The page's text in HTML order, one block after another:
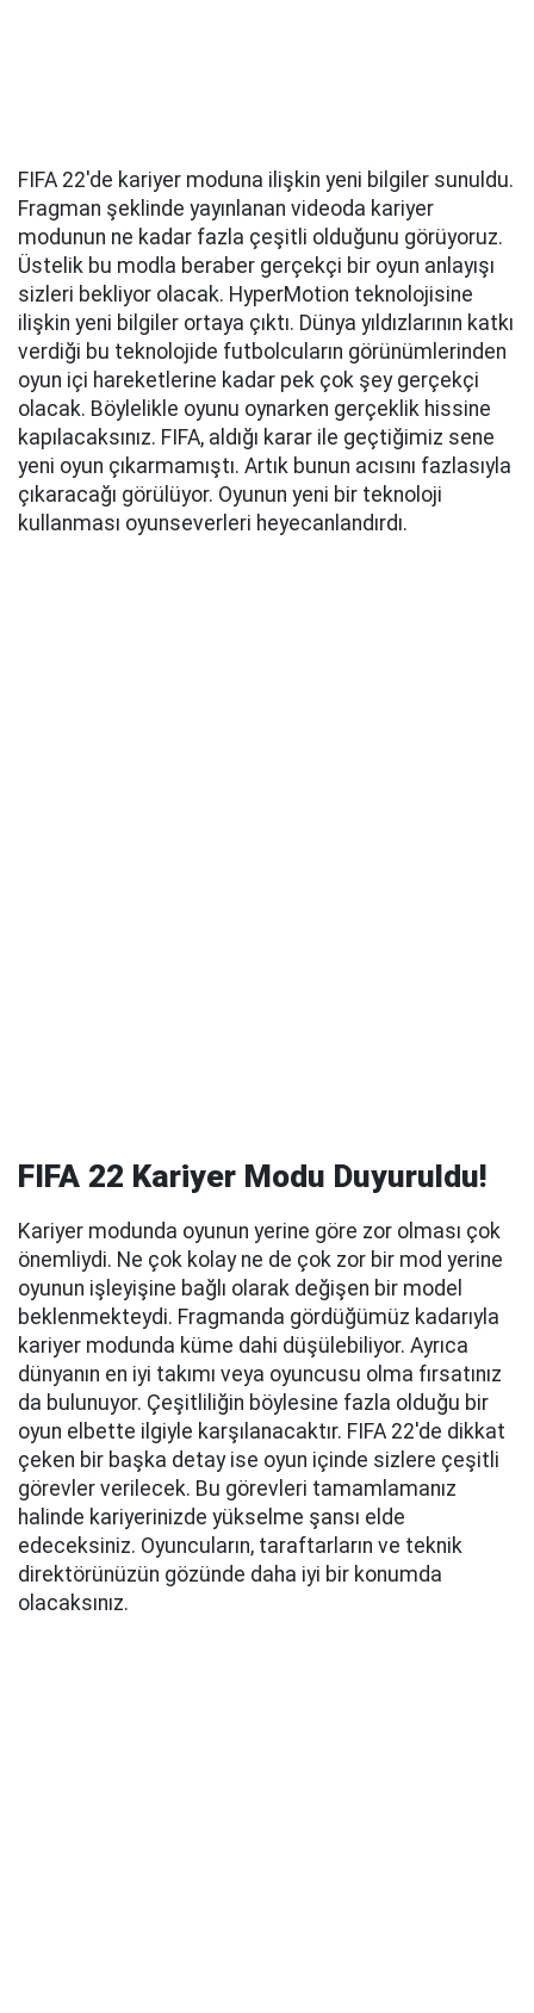
FIFA 22'de kariyer moduna ilişkin yeni bilgiler sunuldu.
Fragman şeklinde yayınlanan videoda kariyer
modunun ne kadar fazla çeşitli olduğunu görüyoruz.
Üstelik bu modla beraber gerçekçi bir oyun anlayışı
sizleri bekliyor olacak. HyperMotion teknolojisine
ilişkin yeni bilgiler ortaya çıktı. Dünya yıldızlarının katkı
verdiği bu teknolojide futbolcuların görünümlerinden
oyun içi hareketlerine kadar pek çok şey gerçekçi
olacak. Böylelikle oyunu oynarken gerçeklik hissine
kapılacaksınız. FIFA, aldığı karar ile geçtiğimiz sene
yeni oyun çıkarmamıştı. Artık bunun acısını fazlasıyla
çıkaracağı görülüyor. Oyunun yeni bir teknoloji
kullanması oyunseverleri heyecanlandırdı.
FIFA 22 Kariyer Modu Duyuruldu!
Kariyer modunda oyunun yerine göre zor olması çok
önemliydi. Ne çok kolay ne de çok zor bir mod yerine
oyunun işleyişine bağlı olarak değişen bir model
beklenmekteydi. Fragmanda gördüğümüz kadarıyla
kariyer modunda küme dahi düşülebiliyor. Ayrıca
dünyanın en iyi takımı veya oyuncusu olma fırsatınız
da bulunuyor. Çeşitliliğin böylesine fazla olduğu bir
oyun elbette ilgiyle karşılanacaktır. FIFA 22'de dikkat
çeken bir başka detay ise oyun içinde sizlere çeşitli
görevler verilecek. Bu görevleri tamamlamanız
halinde kariyerinizde yükselme şansı elde
edeceksiniz. Oyuncuların, taraftarların ve teknik
direktörünüzün gözünde daha iyi bir konumda
olacaksınız.